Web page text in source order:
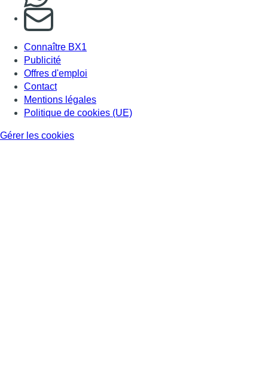
S'abonner à notre newsletter
Connaître BX1
Publicité
Offres d'emploi
Contact
Mentions légales
Politique de cookies (UE)
Gérer les cookies